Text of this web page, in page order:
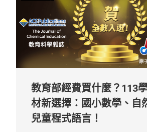
教育部經費買什麼？113
材新選擇：國小數學、自
兒童程式語言！